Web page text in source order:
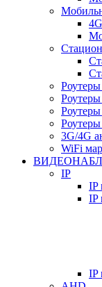
3G/4G
WiFi
IP
IP
IP
IP